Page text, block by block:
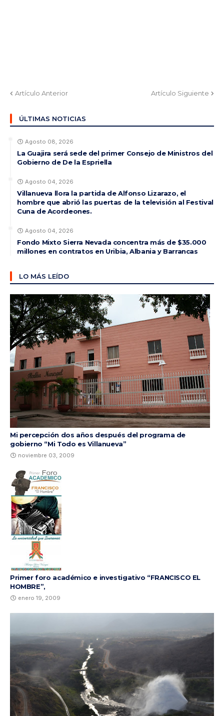
Artículo Anterior Artículo Siguiente
ÚLTIMAS NOTICIAS
Agosto 08, 2026
La Guajira será sede del primer Consejo de Ministros del
Gobierno de De la Espriella
Agosto 04, 2026
Villanueva llora la partida de Alfonso Lizarazo, el
hombre que abrió las puertas de la televisión al Festival
Cuna de Acordeones.
Agosto 04, 2026
Fondo Mixto Sierra Nevada concentra más de $35.000
millones en contratos en Uribia, Albania y Barrancas
LO MÁS LEÍDO
Mi percepción dos años después del programa de
gobierno “Mi Todo es Villanueva”
noviembre 03, 2009
Primer foro académico e investigativo “FRANCISCO EL
HOMBRE”,
enero 19, 2009